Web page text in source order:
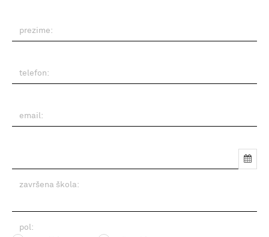
prezime:
telefon:
email:
završena škola:
pol: